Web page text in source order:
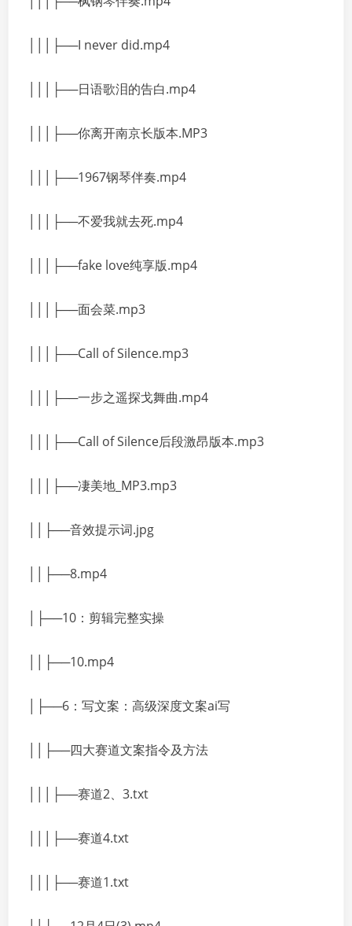
│││├──I never did.mp4
│││├──日语歌泪的告白.mp4
│││├──你离开南京长版本.MP3
│││├──1967钢琴伴奏.mp4
│││├──不爱我就去死.mp4
│││├──fake love纯享版.mp4
│││├──面会菜.mp3
│││├──Call of Silence.mp3
│││├──一步之遥探戈舞曲.mp4
│││├──Call of Silence后段激昂版本.mp3
│││├──凄美地_MP3.mp3
││├──音效提示词.jpg
││├──8.mp4
│├──10：剪辑完整实操
││├──10.mp4
│├──6：写文案：高级深度文案ai写
││├──四大赛道文案指令及方法
│││├──赛道2、3.txt
│││├──赛道4.txt
│││├──赛道1.txt